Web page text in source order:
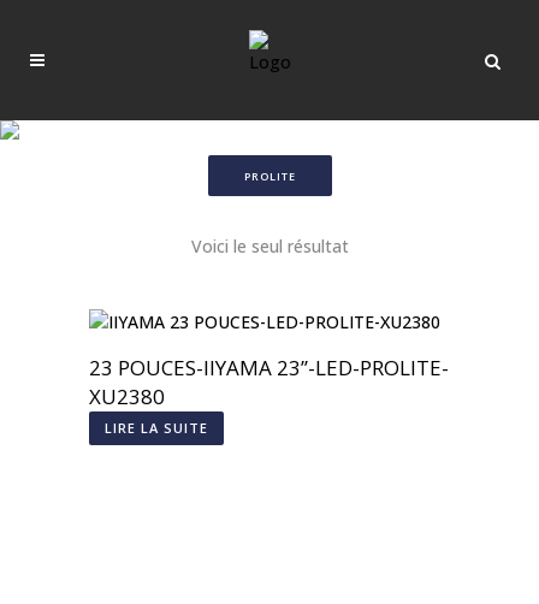
PROLITE
Voici le seul résultat
23 POUCES-IIYAMA 23’’-LED-PROLITE-
XU2380
LIRE LA SUITE